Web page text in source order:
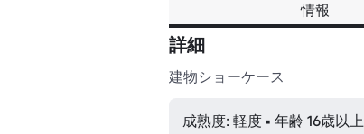
情報
詳細
建物ショーケース
成熟度: 軽度 • 年齢 16歳以上